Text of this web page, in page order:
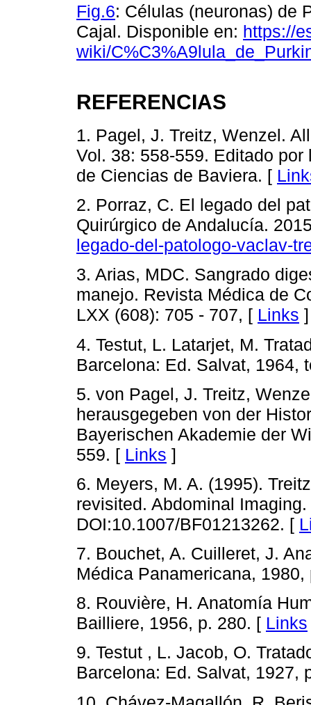
Fig.6: Células (neuronas) de
Cajal. Disponible en: https://
wiki/
REFERENCIAS
1. Pagel, J. Treitz, Wenzel.
Vol. 38: 558-559. Editado
de Ciencias de Baviera. [
2. Porraz, C. El legado del
Quirúrgico de Andalucía.
legado-del-patologo-vaclav-
3. Arias, MDC. Sangrado
manejo. Revista Médica de
LXX (608): 705 - 707, [ Links ]
4. Testut, L. Latarjet, M.
Barcelona: Ed. Salvat, 1964,
5. von Pagel, J. Treitz,
herausgegeben von der
Bayerischen Akademie der
559. [ Links ]
6. Meyers, M. A. (1995).
revisited. Abdominal
DOI:10.1007/BF01213262. [
7. Bouchet, A. Cuilleret, J.
Médica Panamericana,
8. Rouvière, H. Anatomía
Bailliere, 1956, p. 280. [ Links
9. Testut , L. Jacob, O.
Barcelona: Ed. Salvat, 1927,